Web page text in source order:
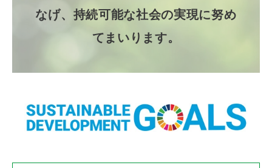
なげ、 持続可能な社会の実現に努め
てまいります。